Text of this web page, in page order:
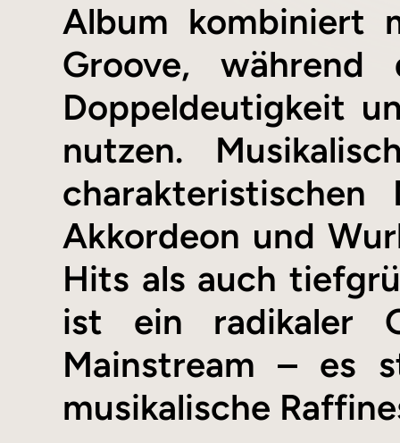
Album kombiniert
Groove,
Doppeldeutigkeit
nutzen.
charakteristischen
Akkordeon und
Hits als auch
ist ein radikaler
Mainstream – es
musikalische